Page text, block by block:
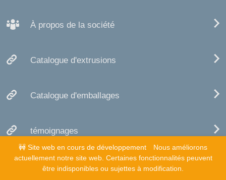
🚧 Site web en cours de développement
Nous améliorons
actuellement notre site web. Certaines fonctionnalités peuvent
être indisponibles ou sujettes à modification.
À propos de la société
Catalogue d'extrusions
Catalogue d'emballages
témoignages
Politique de confidentialité et mentions